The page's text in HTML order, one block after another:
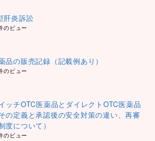
肝炎訴訟
のビュー
品の販売記録（記載例あり）
のビュー
ッチOTC医薬品とダイレクトOTC医薬品
その定義と承認後の安全対策の違い、再審
度について）
のビュー